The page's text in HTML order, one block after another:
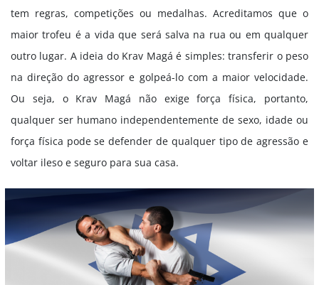
tem regras, competições ou medalhas. Acreditamos que o
maior trofeu é a vida que será salva na rua ou em qualquer
outro lugar. A ideia do Krav Magá é simples: transferir o peso
na direção do agressor e golpeá-lo com a maior velocidade.
Ou seja, o Krav Magá não exige força física, portanto,
qualquer ser humano independentemente de sexo, idade ou
força física pode se defender de qualquer tipo de agressão e
voltar ileso e seguro para sua casa.